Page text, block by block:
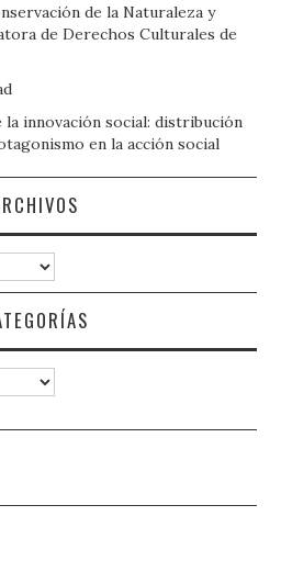
de la Naturaleza y
de Derechos Culturales de
innovación social: distribución
en la acción social